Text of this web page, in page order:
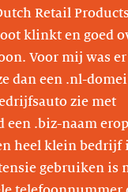
Retail
klinkt en goed
Voor mij was er
dan een .nl-
zie met
een .biz-naam
heel klein bedrijf
gebruiken is